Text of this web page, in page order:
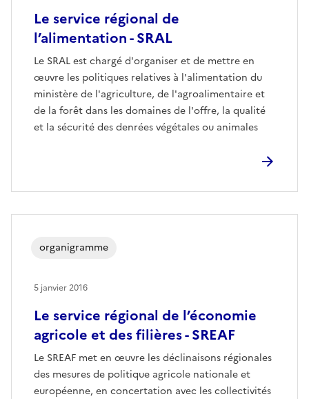
Le service régional de
l’alimentation - SRAL
Le SRAL est chargé d'organiser et de mettre en
œuvre les politiques relatives à l'alimentation du
ministère de l'agriculture, de l'agroalimentaire et
de la forêt dans les domaines de l'offre, la qualité
et la sécurité des denrées végétales ou animales
Le service régional de l’économie
agricole et des filières - SREAF
Le SREAF met en œuvre les déclinaisons régionales
des mesures de politique agricole nationale et
européenne, en concertation avec les collectivités
organigramme
5 janvier 2016